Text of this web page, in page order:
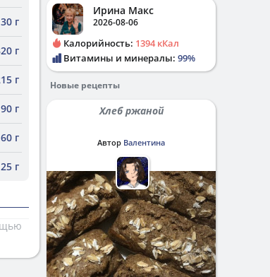
г
г
г
г
60 г
г
Ирина Макс
2026-08-06
Калорийность: 1394 кКал
Витамины и минералы: 99%
Новые рецепты
Хлеб ржаной
Автор Валентина